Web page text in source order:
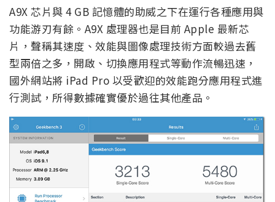
A9X 芯片與 4 GB 記憶體的助威之下在運行各種應用與
功能游刃有餘。A9X 處理器也是目前 Apple 最新芯
片，聲稱其速度、效能與圖像處理技術方面較過去舊
型兩倍之多，開啟、切換應用程式等動作流暢迅速，
國外網站將 iPad Pro 以受歡迎的效能跑分應用程式進
行測試，所得數據確實優於過往其他產品。